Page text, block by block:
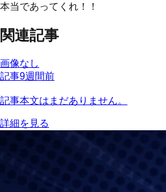
本当であってくれ！！
関連記事
画像なし
記事9週間前
記事本文はまだありません。
詳細を見る